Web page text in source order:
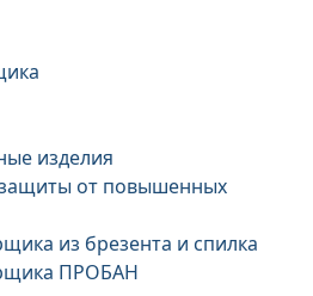
изделия
от повышенных
из брезента и спилка
ПРОБАН